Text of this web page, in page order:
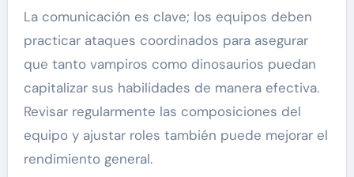
La comunicación es clave; los equipos deben
practicar ataques coordinados para asegurar
que tanto vampiros como dinosaurios puedan
capitalizar sus habilidades de manera efectiva.
Revisar regularmente las composiciones del
equipo y ajustar roles también puede mejorar el
rendimiento general.